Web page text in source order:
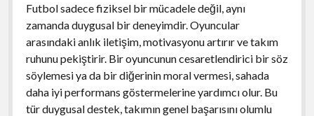
Futbol sadece fiziksel bir mücadele değil, aynı
zamanda duygusal bir deneyimdir. Oyuncular
arasındaki anlık iletişim, motivasyonu artırır ve takım
ruhunu pekiştirir. Bir oyuncunun cesaretlendirici bir söz
söylemesi ya da bir diğerinin moral vermesi, sahada
daha iyi performans göstermelerine yardımcı olur. Bu
tür duygusal destek, takımın genel başarısını olumlu